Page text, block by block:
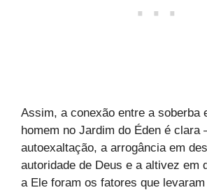
Assim, a conexão entre a soberba
homem no Jardim do Éden é clara
autoexaltação, a arrogância em
autoridade de Deus e a altivez em
a Ele foram os fatores que